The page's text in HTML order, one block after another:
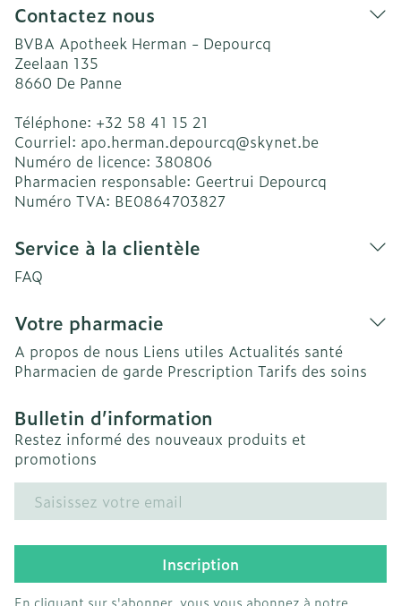
Contactez nous
BVBA Apotheek Herman - Depourcq
Zeelaan 135
8660 De Panne
Téléphone: +32 58 41 15 21
Courriel: apo.herman.depourcq@skynet.be
Numéro de licence: 380806
Pharmacien responsable: Geertrui Depourcq
Numéro TVA: BE0864703827
Service à la clientèle
FAQ
Votre pharmacie
A propos de nous Liens utiles Actualités santé
Pharmacien de garde Prescription Tarifs des soins
Bulletin d’information
Restez informé des nouveaux produits et
promotions
Adresse mail
Inscription
En cliquant sur s'abonner, vous vous abonnez à notre